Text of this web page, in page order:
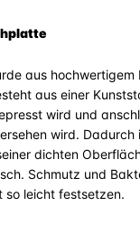
aus hochwertigem
aus einer
wird und
wird.
dichten
Schmutz und
so leicht festsetzen.